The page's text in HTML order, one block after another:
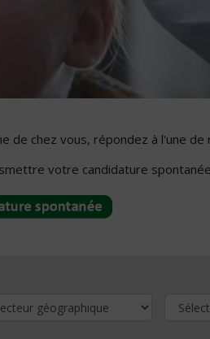
de chez vous, répondez à l'une
votre candidature